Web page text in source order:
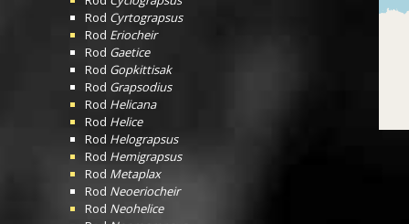
Rod Cyrtograpsus
Rod Eriocheir
Rod Gaetice
Rod Gopkittisak
Rod Grapsodius
Rod Helicana
Rod Helice
Rod Helograpsus
Rod Hemigrapsus
Rod Metaplax
Rod Neoeriocheir
Rod Neohelice